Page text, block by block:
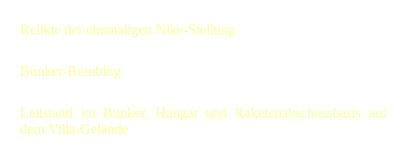
Relikte der ehemaligen Nike-Stellung
Bunker-Bombing
Leitstand im Bunker, Hangar und Raketenabschussbasis auf
dem Villa-Gelände